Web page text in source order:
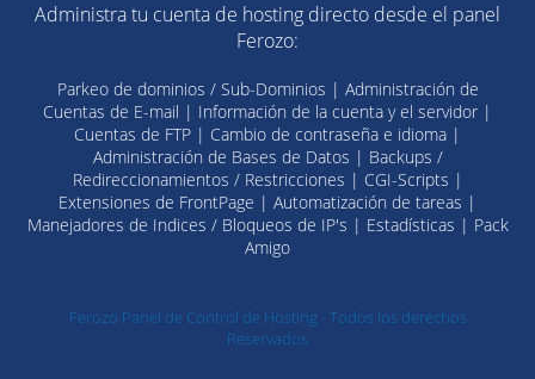
Administra tu cuenta de hosting directo desde el panel
Ferozo:
Parkeo de dominios / Sub-Dominios | Administración de
Cuentas de E-mail | Información de la cuenta y el servidor |
Cuentas de FTP | Cambio de contraseña e idioma |
Administración de Bases de Datos | Backups /
Redireccionamientos / Restricciones | CGI-Scripts |
Extensiones de FrontPage | Automatización de tareas |
Manejadores de Indices / Bloqueos de IP's | Estadísticas | Pack
Amigo
Ferozo Panel de Control de Hosting - Todos los derechos
Reservados